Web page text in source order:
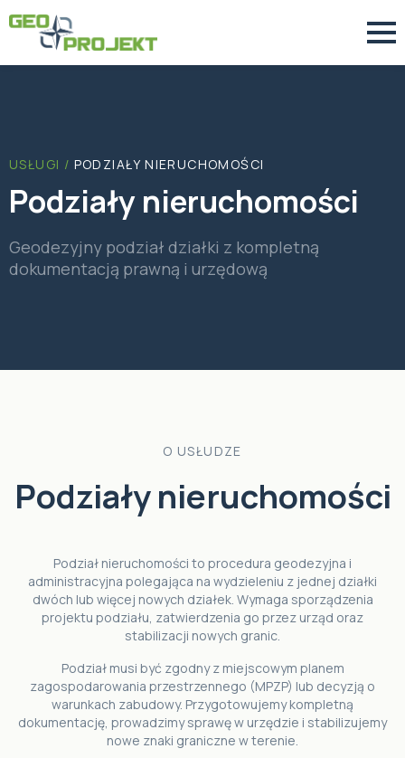
USŁUGI / PODZIAŁY NIERUCHOMOŚCI
Podziały nieruchomości
Geodezyjny podział działki z kompletną
dokumentacją prawną i urzędową
O USŁUDZE
Podziały nieruchomości
Podział nieruchomości to procedura geodezyjna i
administracyjna polegająca na wydzieleniu z jednej działki
dwóch lub więcej nowych działek. Wymaga sporządzenia
projektu podziału, zatwierdzenia go przez urząd oraz
stabilizacji nowych granic.
Podział musi być zgodny z miejscowym planem
zagospodarowania przestrzennego (MPZP) lub decyzją o
warunkach zabudowy. Przygotowujemy kompletną
dokumentację, prowadzimy sprawę w urzędzie i stabilizujemy
nowe znaki graniczne w terenie.